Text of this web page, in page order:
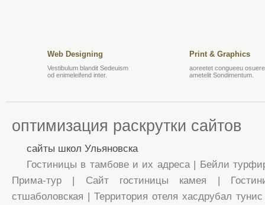
Web Designing
Vestibulum blandit Sedeuism
od enimeleifend inter.
Print & Graphics
aoreetet congueeu
ametelit Sondimentum.
оптимизация раскрутки сайтов
сайты школ Ульяновска
Гостиницы в тамбове и их адреса | Бейли
Прима-тур | Сайт гостиницы камея |
стшаболовская | Территория отеля хасдрубал